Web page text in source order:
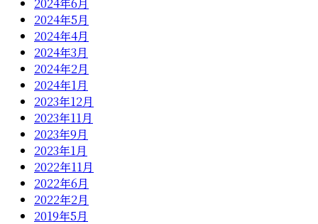
2024年5月
2024年4月
2024年3月
2024年2月
2024年1月
2023年12月
2023年11月
2023年9月
2023年1月
2022年11月
2022年6月
2022年2月
2019年5月